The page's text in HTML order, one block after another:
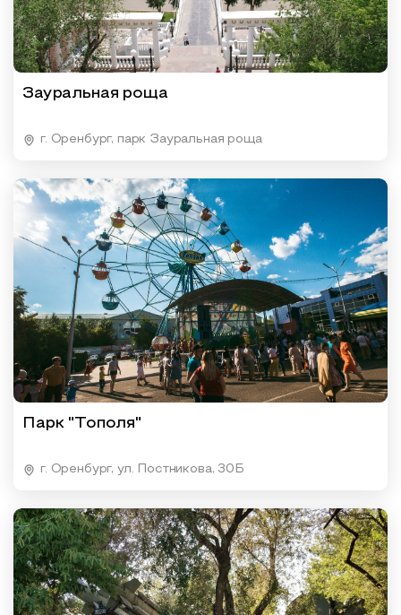
Зауральная роща
г. Оренбург, парк Зауральная роща
Парк "Тополя"
г. Оренбург, ул. Постникова, 30Б